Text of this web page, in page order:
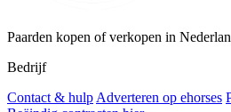
Paarden kopen of verkopen in
Bedrijf
Contact & hulpAdverteren op ehorses